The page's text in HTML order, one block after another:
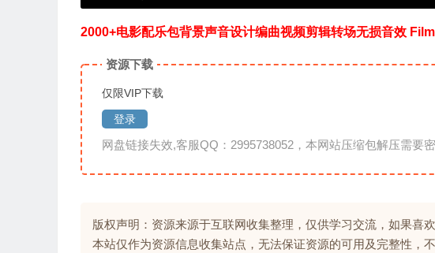
2000+电影配乐包背景声音设计编曲视频剪辑转场无损音效
资源下载
仅限VIP下载
登录
网盘链接失效,客服QQ：2995738052，本网站压缩包解压需要
版权声明：资源来源于互联网收集整理，仅供学习交流，如果喜欢
本站仅作为资源信息收集站点，无法保证资源的可用及完整性，